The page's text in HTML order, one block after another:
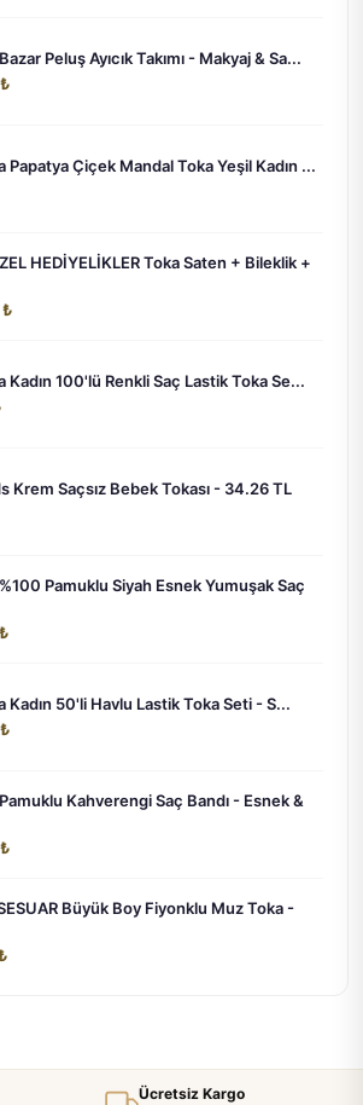
Peluş Ayıcık Takımı - Makyaj & Sa...
Papatya Çiçek Mandal Toka Yeşil Kadın ...
HEDİYELİKLER Toka Saten + Bileklik +
Kadın 100'lü Renkli Saç Lastik Toka Se...
Krem Saçsız Bebek Tokası - 34.26 TL
Pamuklu Siyah Esnek Yumuşak Saç
Kadın 50'li Havlu Lastik Toka Seti - S...
Kahverengi Saç Bandı - Esnek &
Büyük Boy Fiyonklu Muz Toka -
Ücretsiz Kargo